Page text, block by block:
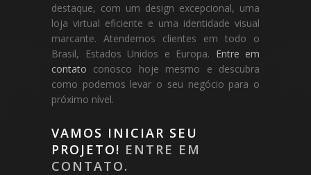
destaque, com um design excepcional, uma
loja virtual eficiente e uma identidade visual
marcante. Atendemos clientes em todo o
Brasil, Estados Unidos e Europa. Entre em
contato conosco hoje mesmo e descubra
como podemos levar o seu negócio para o
próximo nível.
VAMOS INICIAR SEU
PROJETO! ENTRE EM
CONTATO.